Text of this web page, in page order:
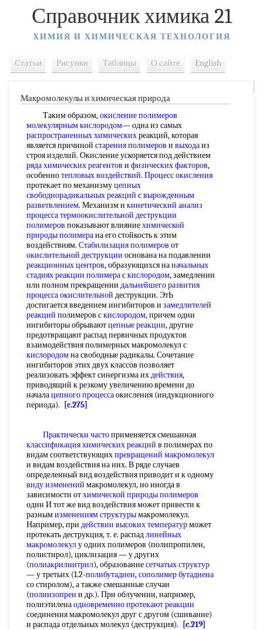
Справочник химика 21
ХИМИЯ И ХИМИЧЕСКАЯ ТЕХНОЛОГИЯ
Статьи Рисунки Таблицы О сайте English
Макромолекулы и химическая природа
Таким образом,окисление полимеров
молекулярным кислородом— одна из самых
распространенных химическихреакций, которая
является причиной старения полимеров и выходаиз
строя изделий. Окисление ускоряется под действием
рядахимических реагентов и физических факторов,
особеннотепловых воздействий. Процесс окисления
протекает по механизмуцепных
свободнорадикальных реакций свырожденным
разветвлением. Механизм и кинетический анализ
процессатермоокислительной деструкции
полимеров показывают влияниехимической
природы полимерана его стойкость к этим
воздействиям. Стабилизация полимеров от
окислительной деструкции основана на подавлении
реакционных центров, образующихся наначальных
стадияхреакции полимераскислородом, замедлении
или полном прекращении дальнейшего развития
процесса окислительной деструкции. ЭтЬ
достигается введением ингибиторов и замедлителей
реакций полимеров скислородом, причем одни
ингибиторы обрываютцепные реакции, другие
предотвращают распад первичных продуктов
взаимодействия полимерных макромолекул с
кислородомна свободные радикалы. Сочетание
ингибиторов этих двух классов позволяет
реализовать эффект синергизма ихдействия,
приводящий к резкому увеличению времени до
началацепного процессаокисления (индукционного
периода).
[c.275]
Практически частоприменяется смешанная
классификация химических реакций в полимерах по
видам соответствующихпревращений макромолекул
и видам воздействия на них. В ряде случаев
определенный вид воздействия приводит и к одному
виду изменений макромолекул, но иногда в
зависимости отхимической природы полимеров
один И тот же вид воздействия может привести к
разнымизменениям структурымакромолекул.
Например, при действии высоких температурможет
протекать деструкция, т. е. распадлинейных
макромолекулу одних полимеров (полипропилен,
полистирол), циклизация — у других
(полиакрилнитрил), образованиесетчатых структур
— у третьих (1.2-полибутадиен,сополимер бутадиена
со стиролом), а также смешанные случаи
(полиизопрен и др.). При облучении, например,
полиэтиленаодновременно протекают реакции
соединения макромолекул друг с другом (сшивание)
и распада отдельных молекул (деструкция).
[c.219]